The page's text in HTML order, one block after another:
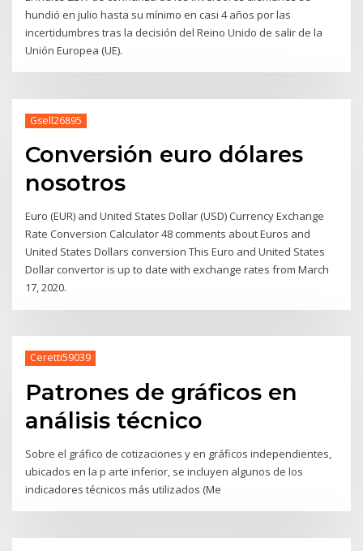
hundió en julio hasta su mínimo en casi 4 años por las
incertidumbres tras la decisión del Reino Unido de salir de la
Unión Europea (UE).
Gsell26895
Conversión euro dólares
nosotros
Euro (EUR) and United States Dollar (USD) Currency Exchange
Rate Conversion Calculator 48 comments about Euros and
United States Dollars conversion This Euro and United States
Dollar convertor is up to date with exchange rates from March
17, 2020.
Ceretti59039
Patrones de gráficos en
análisis técnico
Sobre el gráfico de cotizaciones y en gráficos independientes,
ubicados en la p arte inferior, se incluyen algunos de los
indicadores técnicos más utilizados (Me